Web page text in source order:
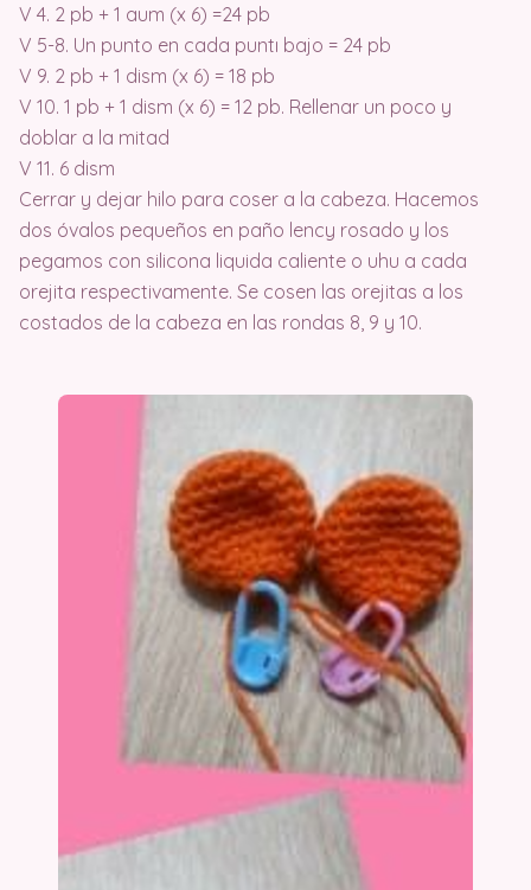
V 4. 2 pb + 1 aum (x 6) =24 pb
V 5-8. Un punto en cada puntı bajo = 24 pb
V 9. 2 pb + 1 dism (x 6) = 18 pb
V 10. 1 pb + 1 dism (x 6) = 12 pb. Rellenar un poco y
doblar a la mitad
V 11. 6 dism
Cerrar y dejar hilo para coser a la cabeza. Hacemos
dos óvalos pequeños en paño lency rosado y los
pegamos con silicona liquida caliente o uhu a cada
orejita respectivamente. Se cosen las orejitas a los
costados de la cabeza en las rondas 8, 9 y 10.